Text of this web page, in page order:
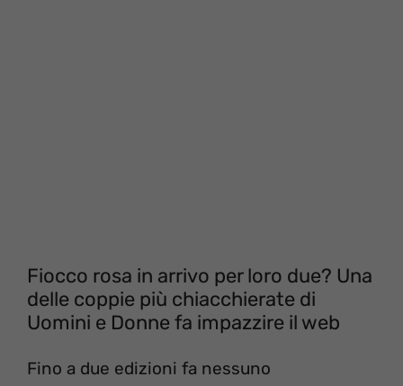
Fiocco rosa in arrivo per loro due? Una
delle coppie più chiacchierate di
Uomini e Donne fa impazzire il web
Fino a due edizioni fa nessuno